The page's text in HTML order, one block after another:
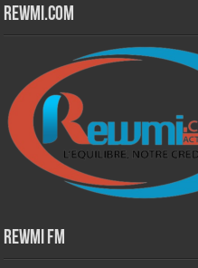
Rewmi.Com
Rewmi Fm